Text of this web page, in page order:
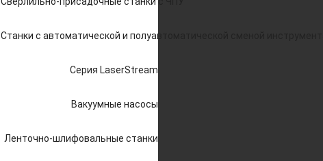
Станки с автоматической и полуавтоматической сменой инструмента
Серия LaserStream
Вакуумные насосы
Ленточно-шлифовальные станки